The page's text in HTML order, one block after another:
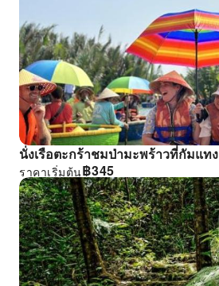
นั่งเรือตะกร้าชมป่ามะพร้าวที่กัมแทง
฿345
ราคาเริ่มต้น